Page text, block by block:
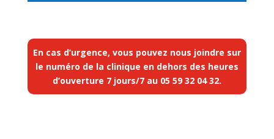
En cas d’urgence, vous pouvez nous joindre sur
le numéro de la clinique en dehors des heures
d’ouverture 7 jours/7 au 05 59 32 04 32.